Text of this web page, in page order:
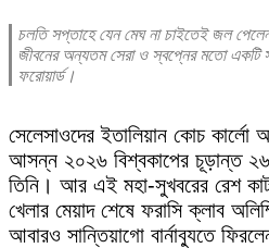
চলতি সপ্তাহে যেন মেঘ না চাইতেই জল পেলেন
জীবনের অন্যতম সেরা ও স্বপ্নের মতো
ফরোয়ার্ড।
সেলেসাওদের ইতালিয়ান কোচ কার্লো
আসন্ন ২০২৬ বিশ্বকাপের চূড়ান্ত
তিনি। আর এই মহা-সুখবরের রেশ
খেলার মেয়াদ শেষে ফরাসি ক্লাব
আবারও সান্তিয়াগো বার্নাব্যুতে